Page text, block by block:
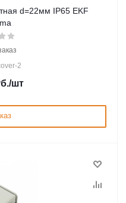
d=22мм IP65 EKF
2
/шт